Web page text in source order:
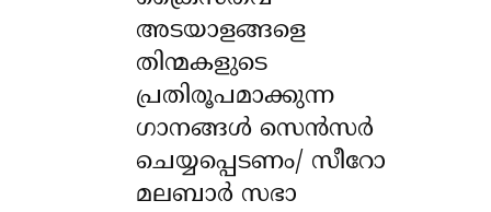
അടയാളങ്ങളെ
തിന്മകളുടെ
പ്രതിരൂപമാക്കുന്ന
ഗാനങ്ങൾ സെൻസർ
ചെയ്യപ്പെടണം/ സീറോ
മലബാർ സഭാ